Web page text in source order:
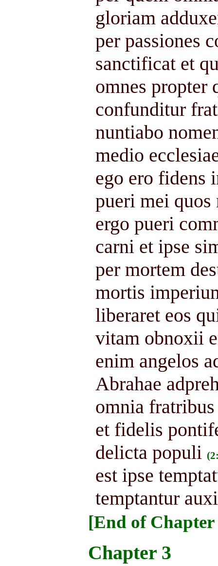
gloriam
per passiones
sanctificat et
omnes propter
confunditur
nuntiabo
medio
ego ero fidens
pueri mei
ergo pueri
carni et ipse
per mortem
mortis
liberaret eos
vitam obnoxii
enim angelos
Abrahae
omnia
et fidelis
delicta populi
est ipse
temptantur
[End of Chapter
Chapter 3